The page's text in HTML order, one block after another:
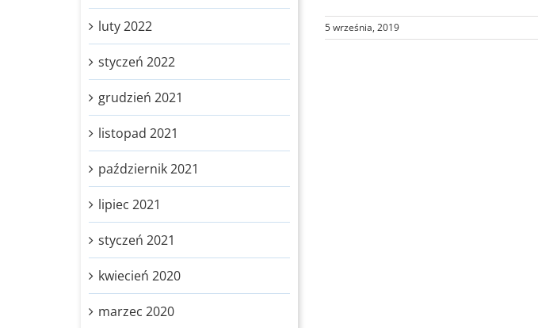
5 września, 2019
luty 2022
styczeń 2022
grudzień 2021
listopad 2021
październik 2021
lipiec 2021
styczeń 2021
kwiecień 2020
marzec 2020